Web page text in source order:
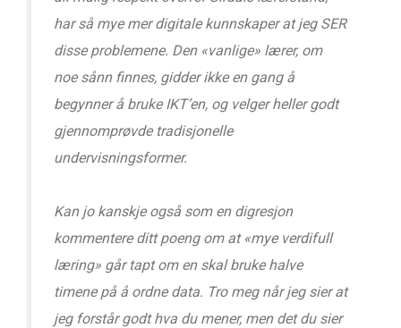
har så mye mer digitale kunnskaper at jeg SER
disse problemene. Den «vanlige» lærer, om
noe sånn finnes, gidder ikke en gang å
begynner å bruke IKT’en, og velger heller godt
gjennomprøvde tradisjonelle
undervisningsformer.
Kan jo kanskje også som en digresjon
kommentere ditt poeng om at «mye verdifull
læring» går tapt om en skal bruke halve
timene på å ordne data. Tro meg når jeg sier at
jeg forstår godt hva du mener, men det du sier